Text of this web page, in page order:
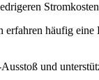
häufig
und